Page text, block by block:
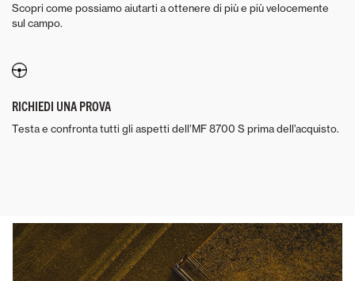
Scopri come possiamo aiutarti a ottenere di più e più velocemente
sul campo.
RICHIEDI UNA PROVA
Testa e confronta tutti gli aspetti dell’MF 8700 S prima dell’acquisto.